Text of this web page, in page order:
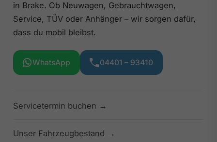
in Brake. Ob Neuwagen, Gebrauchtwagen,
Service, TÜV oder Anhänger – wir sorgen dafür,
dass du mobil bleibst.
WhatsApp 04401 – 93410
Servicetermin buchen
Unser Fahrzeugbestand